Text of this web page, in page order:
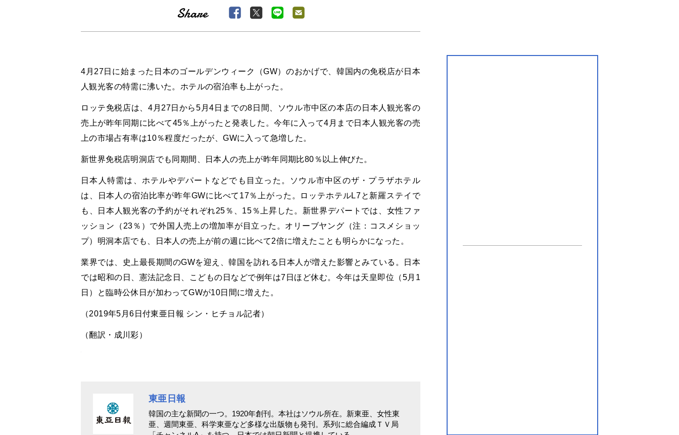
4月27日に始まった日本のゴールデンウィーク（GW）のおかげで、韓国内の免税店が日本
人観光客の特需に沸いた。ホテルの宿泊率も上がった。
ロッテ免税店は、4月27日から5月4日までの8日間、ソウル市中区の本店の日本人観光客の
売上が昨年同期に比べて45％上がったと発表した。今年に入って4月まで日本人観光客の売
上の市場占有率は10％程度だったが、GWに入って急増した。
新世界免税店明洞店でも同期間、日本人の売上が昨年同期比80％以上伸びた。
日本人特需は、ホテルやデパートなどでも目立った。ソウル市中区のザ・プラザホテル
は、日本人の宿泊比率が昨年GWに比べて17％上がった。ロッテホテルL7と新羅ステイで
も、日本人観光客の予約がそれぞれ25％、15％上昇した。新世界デパートでは、女性ファ
ッション（23％）で外国人売上の増加率が目立った。オリーブヤング（注：コスメショッ
プ）明洞本店でも、日本人の売上が前の週に比べて2倍に増えたことも明らかになった。
業界では、史上最長期間のGWを迎え、韓国を訪れる日本人が増えた影響とみている。日本
では昭和の日、憲法記念日、こどもの日などで例年は7日ほど休む。今年は天皇即位（5月1
日）と臨時公休日が加わってGWが10日間に増えた。
（2019年5月6日付東亜日報 シン・ヒチョル記者）
（翻訳・成川彩）
東亜日報
韓国の主な新聞の一つ。1920年創刊。本社はソウル所在。新東亜、女性東
亜、週間東亜、科学東亜など多様な出版物も発刊。系列に総合編成ＴＶ局